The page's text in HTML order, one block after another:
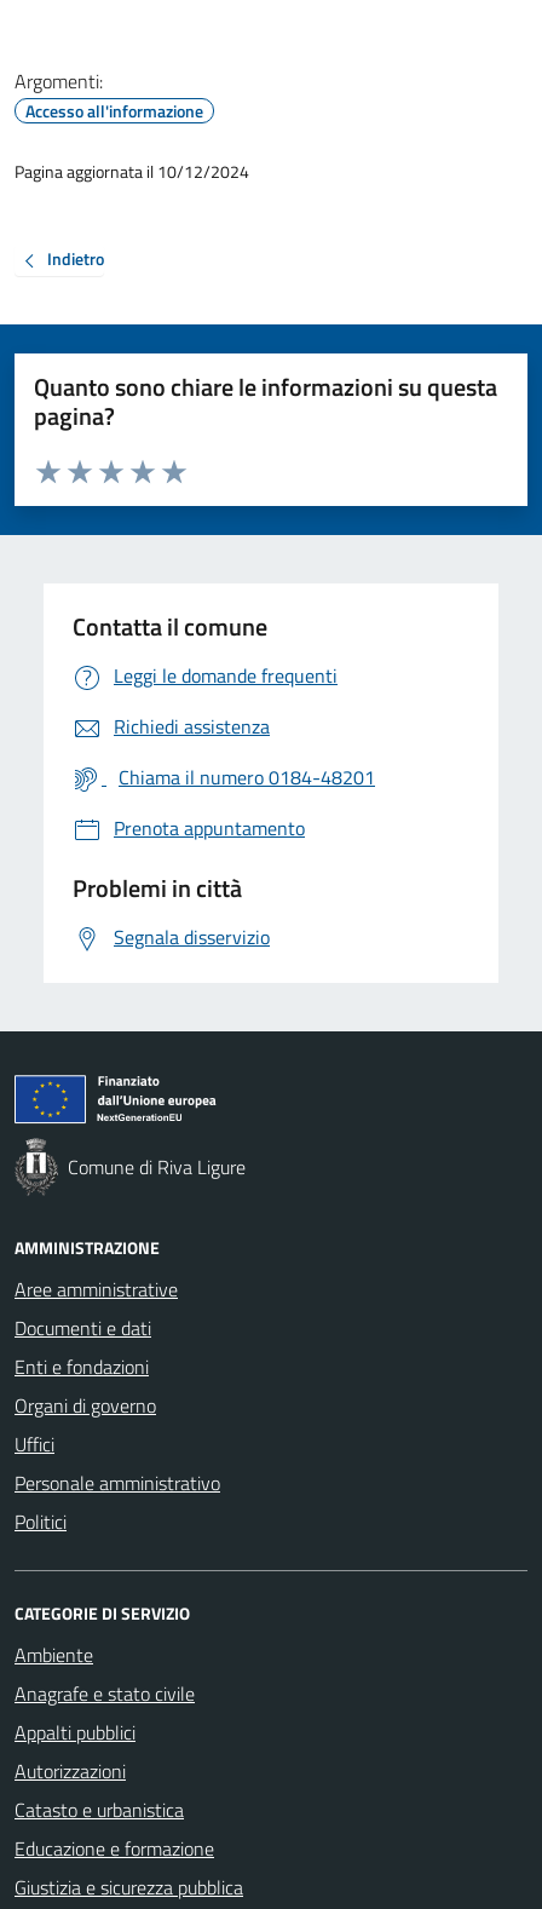
Argomenti:
Accesso all'informazione
Pagina aggiornata il 10/12/2024
Indietro
Quanto sono chiare le informazioni su questa
pagina?
Valuta da 1 a 5 stelle la pagina
Valuta 5 stelle su 5
Valuta 4 stelle su 5
Valuta 3 stelle su 5
Valuta 2 stelle su 5
Valuta 1 stelle su 5
Contatta il comune
Leggi le domande frequenti
Richiedi assistenza
Chiama il numero 0184-48201
Prenota appuntamento
Problemi in città
Segnala disservizio
Comune di Riva Ligure
AMMINISTRAZIONE
Aree amministrative
Documenti e dati
Enti e fondazioni
Organi di governo
Uffici
Personale amministrativo
Politici
CATEGORIE DI SERVIZIO
Ambiente
Anagrafe e stato civile
Appalti pubblici
Autorizzazioni
Catasto e urbanistica
Educazione e formazione
Giustizia e sicurezza pubblica